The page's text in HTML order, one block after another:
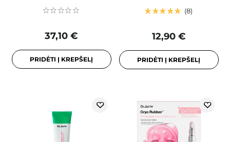
37,10 €
PRIDĖTI Į KREPŠELĮ
8
12,90 €
PRIDĖTI Į KREPŠELĮ